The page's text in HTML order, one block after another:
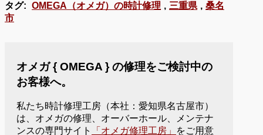
タグ: OMEGA（オメガ）の時計修理 , 三重県 , 桑名
市
オメガ { OMEGA } の修理をご検討中の
お客様へ。
私たち時計修理工房（本社：愛知県名古屋市）
は、オメガの修理、オーバーホール、メンテナ
ンスの専門サイト
「オメガ修理工房」 をご用意